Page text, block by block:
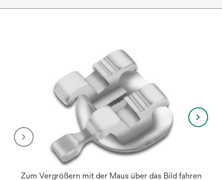
Zum Vergrößern mit der Maus über das Bild fahren